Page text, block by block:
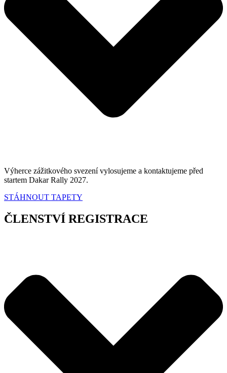
Výherce zážitkového svezení vylosujeme a kontaktujeme před
startem Dakar Rally 2027.
STÁHNOUT TAPETY
ČLENSTVÍ REGISTRACE